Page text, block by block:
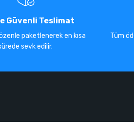
Güvenli Teslimat
paketlenerek en kısa
sevk edilir.
Tüm